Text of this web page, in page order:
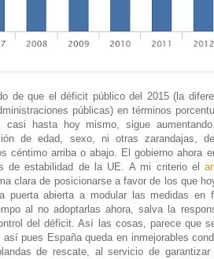
de que el déficit público del 2015 (la
públicas) en términos
casi hasta hoy mismo, sigue
de edad, sexo, ni otras zarandajas,
céntimo arriba o abajo. El gobierno ahora
de estabilidad de la UE. A mi criterio el
clara de posicionarse a favor de los que
puerta abierta a modular las medidas en
al no adoptarlas ahora, salva la
del déficit. Así las cosas, parece que
pues España queda en inmejorables
de rescate, al servicio de